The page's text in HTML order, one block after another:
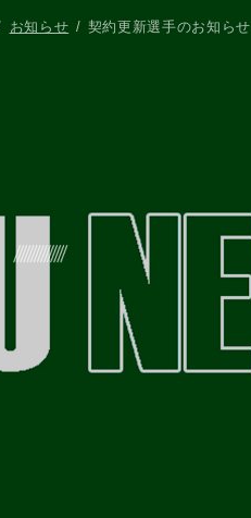
お知らせ 契約更新選手のお知らせ